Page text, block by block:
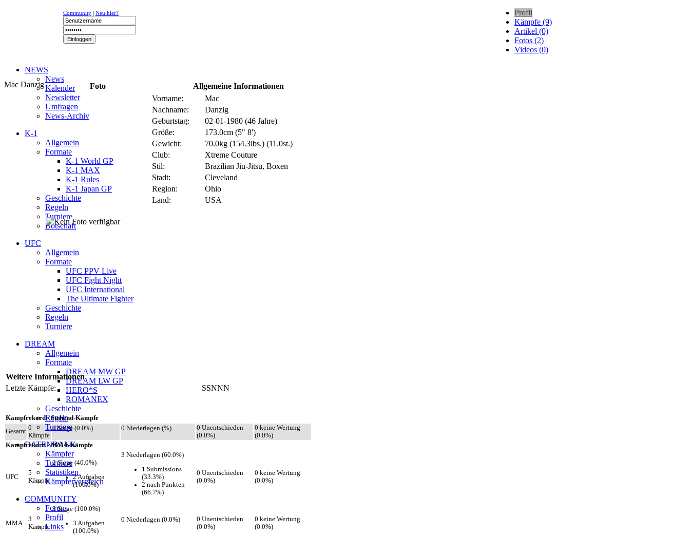
Community | Neu hier?
NEWS
News
Kalender
Newsletter
Umfragen
News-Archiv
K-1
Allgemein
Formate
K-1 World GP
K-1 MAX
K-1 Rules
K-1 Japan GP
Geschichte
Regeln
Turniere
Botschaft
UFC
Allgemein
Formate
UFC PPV Live
UFC Fight Night
UFC International
The Ultimate Fighter
Geschichte
Regeln
Turniere
DREAM
Allgemein
Formate
DREAM MW GP
DREAM LW GP
HERO*S
ROMANEX
Geschichte
Regeln
Turniere
DATENBANK
Kämpfer
Turniere
Statistiken
Kämpfervergleich
COMMUNITY
Forum
Profil
Links
Profil
Kämpfe (9)
Artikel (0)
Fotos (2)
Videos (0)
Mac Danzig Foto
Allgemeine Informationen
Vorname:
Mac
Nachname:
Danzig
Geburtstag:
02-01-1980 (46 Jahre)
Größe:
173.0cm (5" 8')
Gewicht:
70.0kg (154.3lbs.) (11.0st.)
Club:
Xtreme Couture
Stil:
Brazilian Jiu-Jitsu, Boxen
Stadt:
Cleveland
Region:
Ohio
Land:
USA
Weitere Informationen
Letzte Kämpfe:
SSNNN
Kampfrekord - Stehend-Kämpfe
Gesamt 0
Kämpfe
0 Siege (0.0%) 0 Niederlagen (%)
0 Unentschieden
(0.0%)
0 keine Wertung
(0.0%)
Kampfrekord - MMA-Kämpfe
UFC
5
Kämpfe
2 Siege (40.0%)
2 Aufgaben
(100.0%)
3 Niederlagen (60.0%)
1 Submissions
(33.3%)
2 nach Punkten
(66.7%)
0 Unentschieden
(0.0%)
0 keine Wertung
(0.0%)
MMA
3
Kämpfe
3 Siege (100.0%)
3 Aufgaben
(100.0%)
0 Niederlagen (0.0%)
0 Unentschieden
(0.0%)
0 keine Wertung
(0.0%)